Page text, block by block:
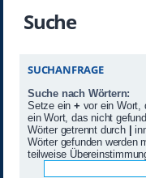
Suche
SUCHANFRAGE
Suche nach Wörtern:
Setze ein + vor ein Wort,
ein Wort, das nicht
Wörter getrennt durch |
Wörter gefunden werden
teilweise